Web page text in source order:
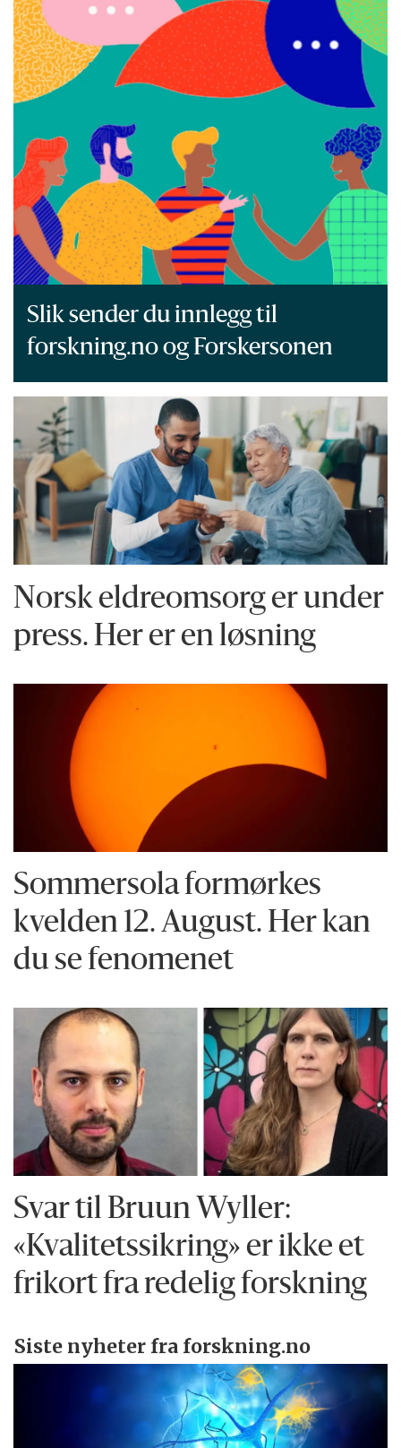
Slik sender du innlegg til
forskning.no og Forskersonen
Norsk eldreomsorg er under
press. Her er en løsning
Sommersola formørkes
kvelden 12. August. Her kan
du se fenomenet
Svar til Bruun Wyller:
«Kvalitetssikring» er ikke et
frikort fra redelig forskning
Siste nyheter fra forskning.no